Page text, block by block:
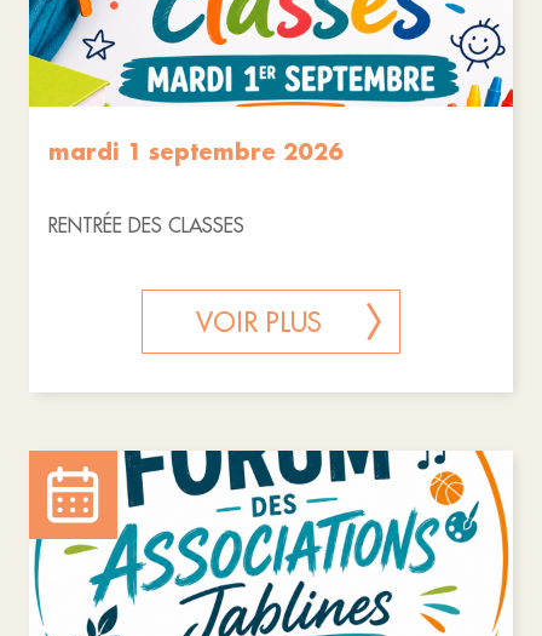
mardi 1 septembre 2026
RENTRÉE DES CLASSES
VOIR PLUS